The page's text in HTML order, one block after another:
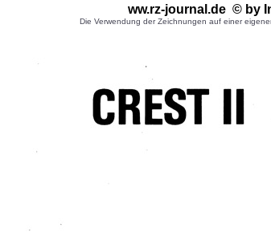
ww.rz-journal.de © by
Die Verwendung der Zeichnungen auf einer